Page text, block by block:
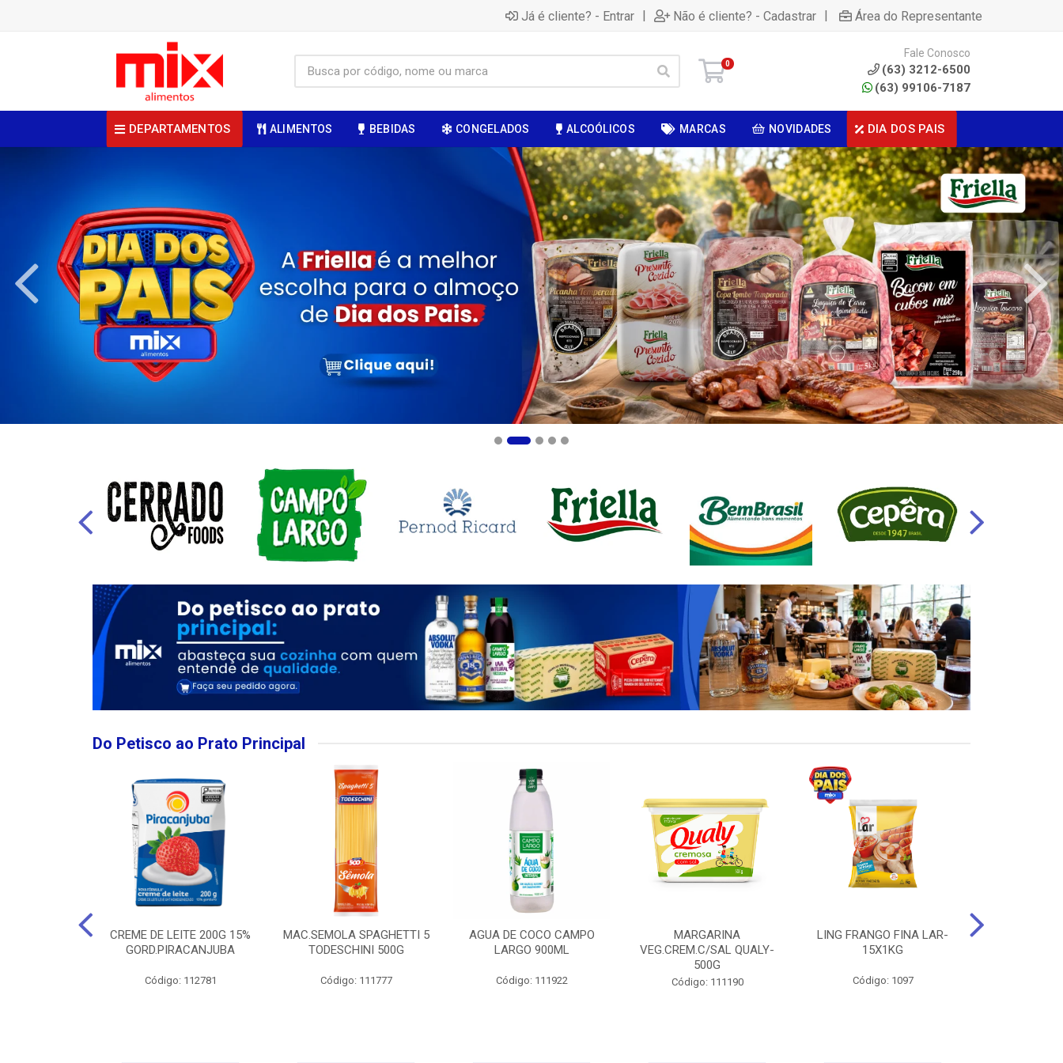
Já é cliente? - Entrar | Não é cliente? - Cadastrar | Área do Representante
0
Fale Conosco
(63) 3212-6500
(63) 99106-7187
DEPARTAMENTOS ALIMENTOS BEBIDAS CONGELADOS ALCOÓLICOS MARCAS NOVIDADES DIA DOS PAIS
Do Petisco ao Prato Principal
CREME DE LEITE 200G 15%
GORD.PIRACANJUBA
Código: 112781
MAC.SEMOLA SPAGHETTI 5
TODESCHINI 500G
Código: 111777
AGUA DE COCO CAMPO
LARGO 900ML
Código: 111922
MARGARINA
VEG.CREM.C/SAL QUALY-
500G
Código: 111190
LING FRANGO FINA LAR-
15X1KG
Código: 1097